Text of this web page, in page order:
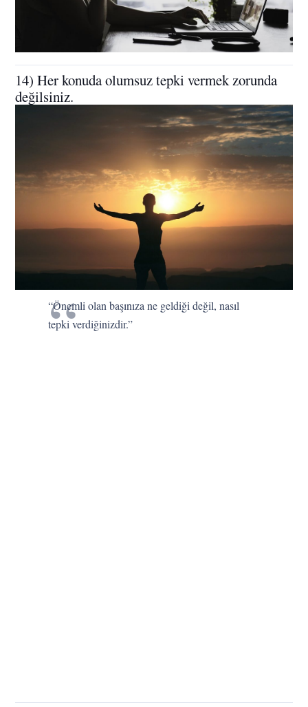
14) Her konuda olumsuz tepki vermek zorunda
değilsiniz.
“Önemli olan başınıza ne geldiği değil, nasıl
tepki verdiğinizdir.”